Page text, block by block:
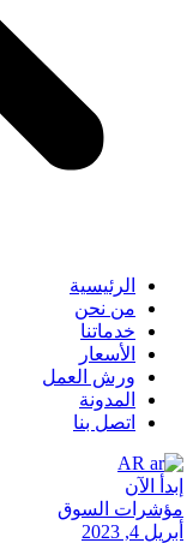
الرئيسية
من نحن
خدماتنا
الأسعار
ورش العمل
المدونة
اتصل بنا
AR
إبدأ الآن
مؤشرات السوق
أبريل 4, 2023